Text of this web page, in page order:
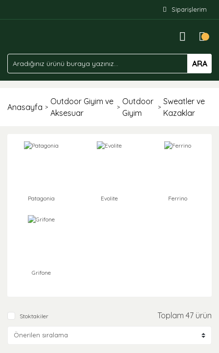
Siparişlerim
ARA
Anasayfa
Outdoor Giyim ve
Aksesuar
Outdoor
Giyim
Sweatler ve
Kazaklar
Patagonia Evolite Ferrino
Grifone
Stoktakiler Toplam 47 ürün